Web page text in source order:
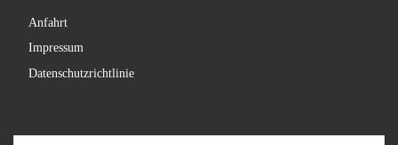
Anfahrt
Impressum
Datenschutzrichtlinie